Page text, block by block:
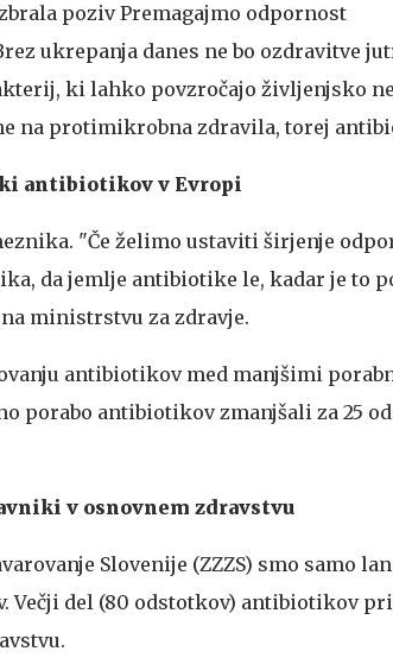
poziv Premagajmo odpornost
ukrepanja danes ne bo ozdravitve
ki lahko povzročajo življenjsko
na protimikrobna zdravila, torej
antibiotikov v Evropi
"Če želimo ustaviti širjenje
da jemlje antibiotike le, kadar je to
ministrstvu za zdravje.
antibiotikov med manjšimi
porabo antibiotikov zmanjšali za 25
v osnovnem zdravstvu
Slovenije (ZZZS) smo samo
del (80 odstotkov) antibiotikov